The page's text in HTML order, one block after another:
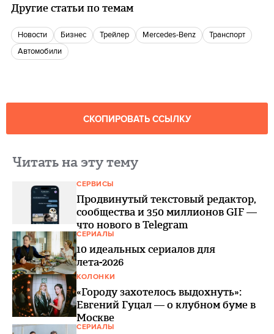
Другие статьи по темам
новости бизнес Трейлер Mercedes-Benz
транспорт
автомобили
СКОПИРОВАТЬ ССЫЛКУ
Читать на эту тему
СЕРВИСЫ
Продвинутый текстовый редактор,
сообщества и 350 миллионов GIF —
что нового в Telegram
СЕРИАЛЫ
10 идеальных сериалов для
лета-2026
КОЛОНКИ
«Городу захотелось выдохнуть»:
Евгений Гуцал — о клубном буме в
Москве
СЕРИАЛЫ